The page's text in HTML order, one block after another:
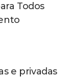
Todos
e privadas